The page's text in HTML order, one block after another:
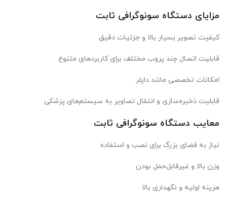
مزایای دستگاه سونوگرافی ثابت
کیفیت تصویر بسیار بالا و جزئیات دقیق
قابلیت اتصال چند پروب مختلف برای کاربردهای متنوع
امکانات تخصصی مانند داپلر
قابلیت ذخیره‌سازی و انتقال تصاویر به سیستم‌های پزشکی
معایب دستگاه سونوگرافی ثابت
نیاز به فضای بزرگ برای نصب و استفاده
وزن بالا و غیرقابل‌حمل بودن
هزینه اولیه و نگهداری بالا